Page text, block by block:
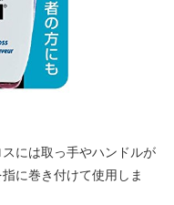
には取っ手やハンドルが
に巻き付けて使用しま